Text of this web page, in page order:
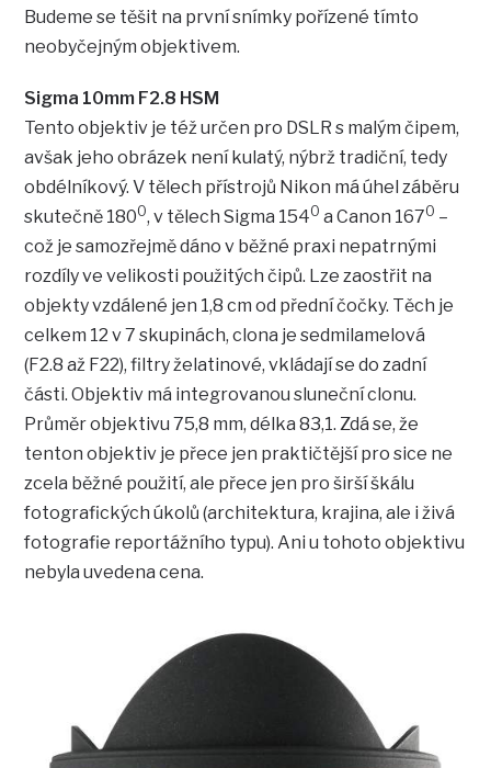
Budeme se těšit na první snímky pořízené tímto
neobyčejným objektivem.
Sigma 10mm F2.8 HSM
Tento objektiv je též určen pro DSLR s malým čipem,
avšak jeho obrázek není kulatý, nýbrž tradiční, tedy
obdélníkový. V tělech přístrojů Nikon má úhel záběru
skutečně 1800, v tělech Sigma 1540 a Canon 1670 –
což je samozřejmě dáno v běžné praxi nepatrnými
rozdíly ve velikosti použitých čipů. Lze zaostřit na
objekty vzdálené jen 1,8 cm od přední čočky. Těch je
celkem 12 v 7 skupinách, clona je sedmilamelová
(F2.8 až F22), filtry želatinové, vkládají se do zadní
části. Objektiv má integrovanou sluneční clonu.
Průměr objektivu 75,8 mm, délka 83,1. Zdá se, že
tenton objektiv je přece jen praktičtější pro sice ne
zcela běžné použití, ale přece jen pro širší škálu
fotografických úkolů (architektura, krajina, ale i živá
fotografie reportážního typu). Ani u tohoto objektivu
nebyla uvedena cena.